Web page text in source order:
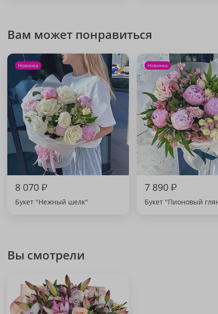
Вам может понравиться
Новинка
8 070₽
Букет "Нежный шелк"
Новинка
7 890₽
Букет "Пионовый
Вы смотрели